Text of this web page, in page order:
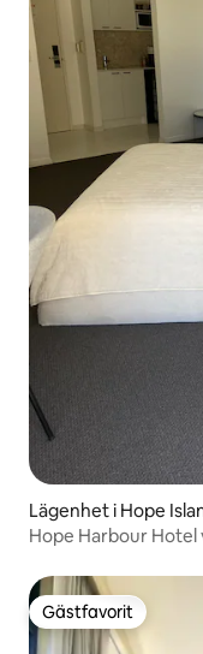
Lägenhet i Hope
Hope Harbour Hotel
Gästfavorit
Gästfavorit